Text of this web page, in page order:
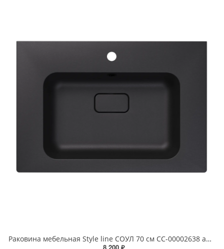
Раковина мебельная Style line СОУЛ 70 см СС-00002638 антрацит